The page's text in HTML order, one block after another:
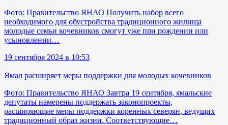
Фото: Правительство ЯНАО Получить набор всего
необходимого для обустройства традиционного жилища
молодые семьи кочевников смогут уже при рождении или
усыновлении…
19 сентября 2024 в 10:53
Ямал расширяет меры поддержки для молодых кочевников
Фото: Правительство ЯНАО Завтра 19 сентября, ямальские
депутаты намерены поддержать законопроекты,
расширяющие меры поддержки коренных северян, ведущих
традиционный образ жизни. Соответствующие…